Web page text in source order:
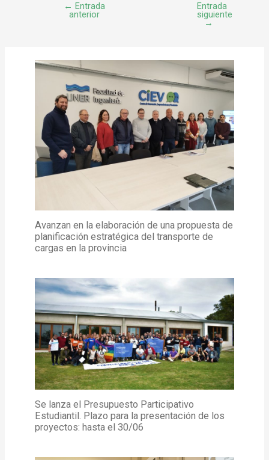
← Entrada
anterior
Entrada
siguiente
→
Avanzan en la elaboración de una propuesta de
planificación estratégica del transporte de
cargas en la provincia
Se lanza el Presupuesto Participativo
Estudiantil. Plazo para la presentación de los
proyectos: hasta el 30/06